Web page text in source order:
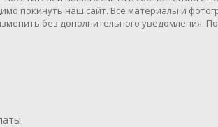
покинуть наш сайт. Все материалы и
без дополнительного уведомления.